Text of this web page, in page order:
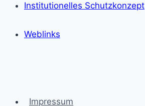
Institutionelles Schutzkonzept
Weblinks
Impressum